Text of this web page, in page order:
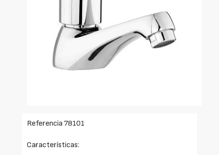
Referencia 78101
Características: